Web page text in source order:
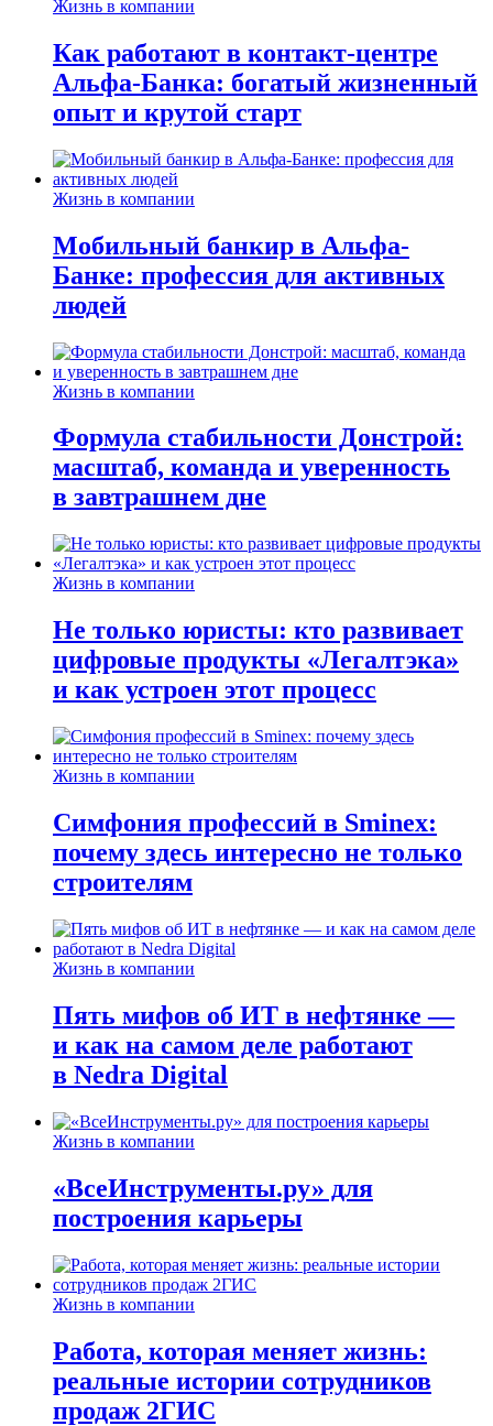
Жизнь в компании
Как работают в контакт-центре
Альфа-Банка: богатый жизненный
опыт и крутой старт
Жизнь в компании
Мобильный банкир в Альфа-
Банке: профессия для активных
людей
Жизнь в компании
Формула стабильности Донстрой:
масштаб, команда и уверенность
в завтрашнем дне
Жизнь в компании
Не только юристы: кто развивает
цифровые продукты «Легалтэка»
и как устроен этот процесс
Жизнь в компании
Симфония профессий в Sminex:
почему здесь интересно не только
строителям
Жизнь в компании
Пять мифов об ИТ в нефтянке —
и как на самом деле работают
в Nedra Digital
Жизнь в компании
«ВсеИнструменты.ру» для
построения карьеры
Жизнь в компании
Работа, которая меняет жизнь:
реальные истории сотрудников
продаж 2ГИС